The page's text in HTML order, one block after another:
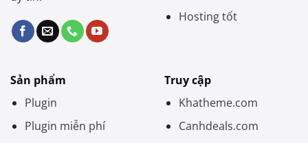
Hosting tốt
Sản phẩm
Plugin
Plugin miễn phí
Truy cập
Khatheme.com
Canhdeals.com